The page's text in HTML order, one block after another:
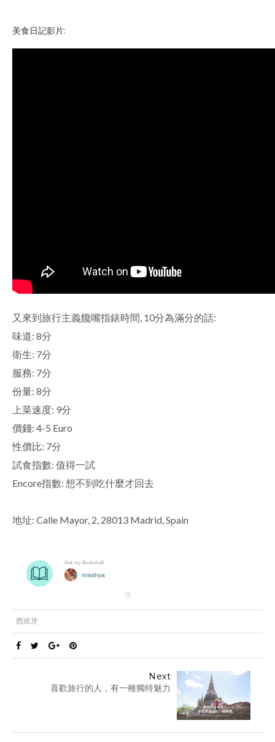
美食日記影片:
又來到旅行主義饞嘴指錶時間, 10分為滿分的話:
味道: 8分
衛生: 7分
服務: 7分
份量: 8分
上菜速度: 9分
價錢: 4-5 Euro
性價比: 7分
試食指數: 值得一試
Encore指數: 想不到吃什麼才回去
地址: Calle Mayor, 2, 28013 Madrid, Spain
西班牙
Next
喜歡旅行的人，有一種獨特魅力